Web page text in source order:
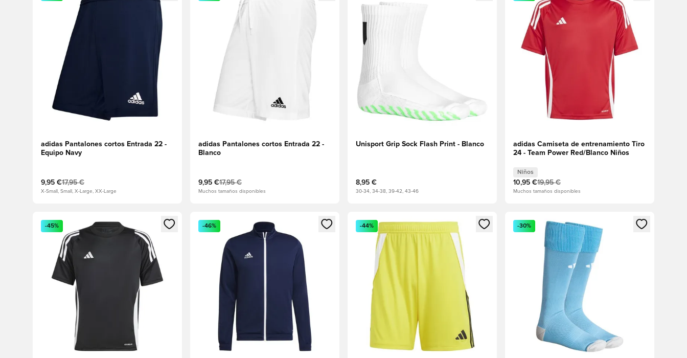
adidas Pantalones cortos Entrada 22 -
Equipo Navy
9,95 €17,95 €
X-Small, Small, X-Large, XX-Large
adidas Pantalones cortos Entrada 22 -
Blanco
9,95 €17,95 €
Muchos tamaños disponibles
Unisport Grip Sock Flash Print - Blanco
8,95 €
30-34, 34-38, 39-42, 43-46
adidas Camiseta de entrenamiento Tiro
24 - Team Power Red/Blanco Niños
Niños
10,95 €19,95 €
Muchos tamaños disponibles
Abre un modal para iniciar sesión o registrarse como miembro
-45%
Abre un modal para iniciar sesión o registrarse como miembro
-46%
Abre un modal para iniciar sesión o registrarse como miembro
-44%
Abre un modal para iniciar sesión o registrarse
-30%